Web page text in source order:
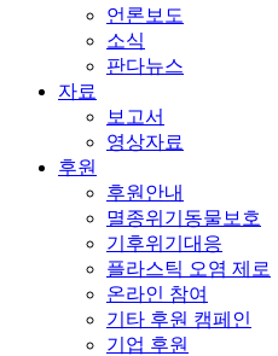
언론보도
소식
판다뉴스
자료
보고서
영상자료
후원
후원안내
멸종위기동물보호
기후위기대응
플라스틱 오염 제로
온라인 참여
기타 후원 캠페인
기업 후원